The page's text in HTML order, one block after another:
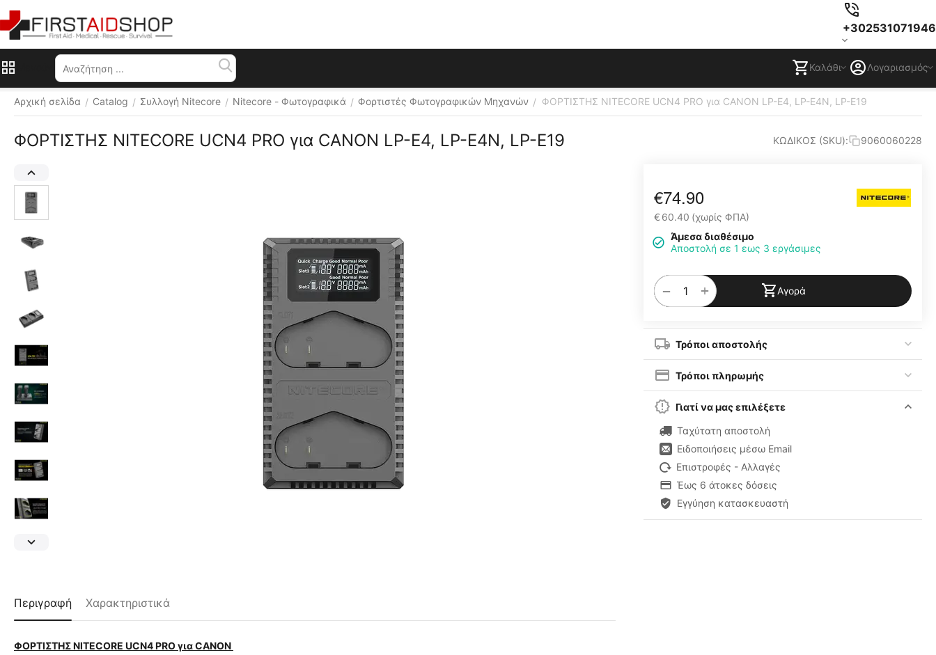
+302531071946
Καλάθι Λογαριασμός
Αρχική σελίδα / Catalog / Συλλογή Nitecore / Nitecore - Φωτογραφικά / Φορτιστές Φωτογραφικών Μηχανών / ΦΟΡΤΙΣΤΗΣ NITECORE UCN4 PRO για CANON LP-E4, LP-E4N, LP-E19
ΦΟΡΤΙΣΤΗΣ NITECORE UCN4 PRO για CANON LP-E4, LP-E4N, LP-E19 ΚΩΔΙΚΟΣ (SKU): 9060060228
€74.90
€60.40 (χωρίς ΦΠΑ)
Άμεσα διαθέσιμο
Αποστολή σε 1 εως 3 εργάσιμες
+
− Αγορά
Τρόποι αποστολής
Τρόποι πληρωμής
Γιατί να μας επιλέξετε
Ταχύτατη αποστολή
Ειδοποιήσεις μέσω Email
Επιστροφές - Αλλαγές
Έως 6 άτοκες δόσεις
Εγγύηση κατασκευαστή
Περιγραφή Χαρακτηριστικά
ΦΟΡΤΙΣΤΗΣ NITECORE UCN4 PRO για CANON